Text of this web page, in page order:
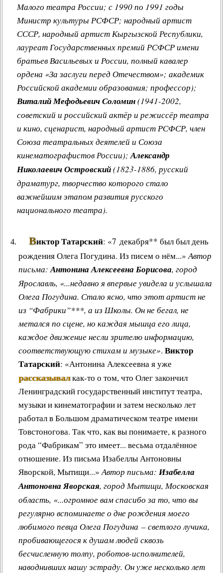
Малого театра России; с 1990 по 1991 годы
Министр культуры РСФСР; народный артист
СССР, народный артист Кыргызской Республики,
лауреат Государственных премий РСФСР имени
братьев Васильевых и России, полный кавалер
ордена «За заслуги перед Отечеством»; академик
Российской академии образования; профессор);
Виталий Мефодьевич Соломин(1941-2002,
советский и российский актёр и режиссёр театра
и кино, сценарист, народный артист РСФСР, член
Союза театральных деятелей и Союза
кинематографистов России);Александр
Николаевич Островский(1823-1886, русский
драматург, творчество которого стало
важнейшим этапом развития русского
национального театра).
Виктор Татарский: «7 декабря** был был день
рождения Олега Погудина. Из писем о нём...»Автор
письма:Антонина Алексеевна Борисова, город
Ярославль, «...недавно я впервые увидела и услышала
Олега Погудина. Стало ясно, что этот артист не
из “Фабрики”***, а из Школы. Он не бегал, не
метался по сцене, но каждая мышца его лица,
каждое движение несли зрителю информацию,
соответствующую стихам и музыке». Виктор
Татарский: «Антонина Алексеевна я уже
рассказывалкак-то о том, что Олег закончил
Ленинградский государственный институт театра,
музыки и кинематографии и затем несколько лет
работал в Большом драматическом театре имени
Товстоногова. Так что, как вы понимаете, к разного
рода “Фабрикам” это имеет... весьма отдалённое
отношение. Из письма Изабеллы Антоновны
Яворской, Мытищи...»Автор письма: Изабелла
Антоновна Яворская, город Мытищи, Московская
область, «...огромное вам спасибо за то, что вы
регулярно вспоминаете о дне рождения моего
любимого певца Олега Погудина – светлого лучика,
пробивающегося к душам людей сквозь
бесчисленную толпу, роботов-исполнителей,
наводнивших нашу эстраду. Он уже несколько лет